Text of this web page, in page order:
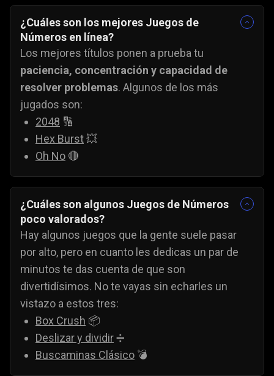
¿Cuáles son los mejores Juegos de
Números en línea?
Los mejores títulos ponen a prueba tu
paciencia, concentración y capacidad de
resolver problemas. Algunos de los más
jugados son:
2048 🔢
Hex Burst💥
Oh No 🔴
¿Cuáles son algunos Juegos de Números
poco valorados?
Hay algunos juegos que la gente suele pasar
por alto, pero en cuanto les dedicas un par de
minutos te das cuenta de que son
divertidísimos. No te vayas sin echarles un
vistazo a estos tres:
Box Crush 📦
Deslizar y dividir➗
Buscaminas Clásico 💣